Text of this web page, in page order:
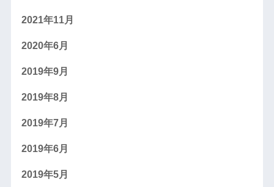
2021年11月
2020年6月
2019年9月
2019年8月
2019年7月
2019年6月
2019年5月